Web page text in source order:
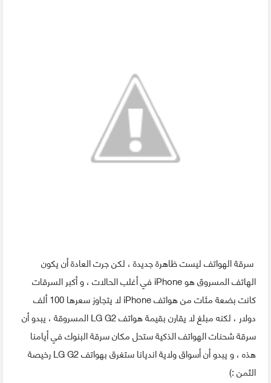
سرقة الهواتف ليست ظاهرة جديدة ، لكن جرت العادة أن يكون
الهاتف المسروق هو iPhone في أغلب الحالات ، و أكبر السرقات
كانت بضعة مئات من هواتف iPhone لا يتجاوز سعرها 100 ألف
دولار ، لكنه مبلغ لا يقارن بقيمة هواتف LG G2 المسروقة ، يبدو أن
سرقة شحنات الهواتف الذكية ستحل مكان سرقة البنوكفي أيامنا
هذه ، و يبدو أن أسواق ولاية انديانا ستغرق بهواتف LG G2 رخيصة
الثمن :)